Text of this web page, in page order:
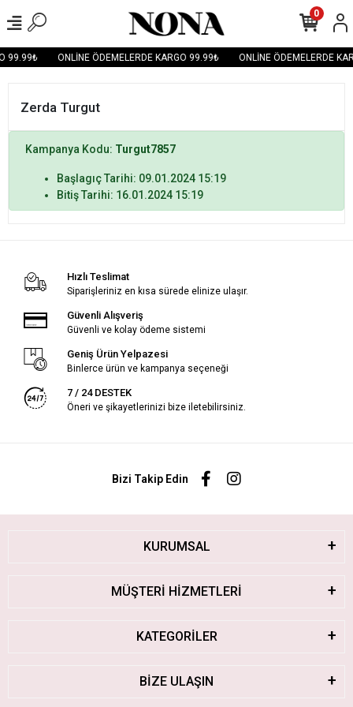
99.99₺ ONLİNE ÖDEMELERDE KARGO 99.99₺ ONLİNE ÖDEMELERDE
0
Zerda Turgut
Kampanya Kodu: Turgut7857
Başlagıç Tarihi: 09.01.2024 15:19
Bitiş Tarihi: 16.01.2024 15:19
Hızlı Teslimat
Siparişleriniz en kısa sürede elinize ulaşır.
Güvenli Alışveriş
Güvenli ve kolay ödeme sistemi
Geniş Ürün Yelpazesi
Binlerce ürün ve kampanya seçeneği
7 / 24 DESTEK
Öneri ve şikayetlerinizi bize iletebilirsiniz.
Bizi Takip Edin
KURUMSAL
MÜŞTERİ HİZMETLERİ
KATEGORİLER
BİZE ULAŞIN